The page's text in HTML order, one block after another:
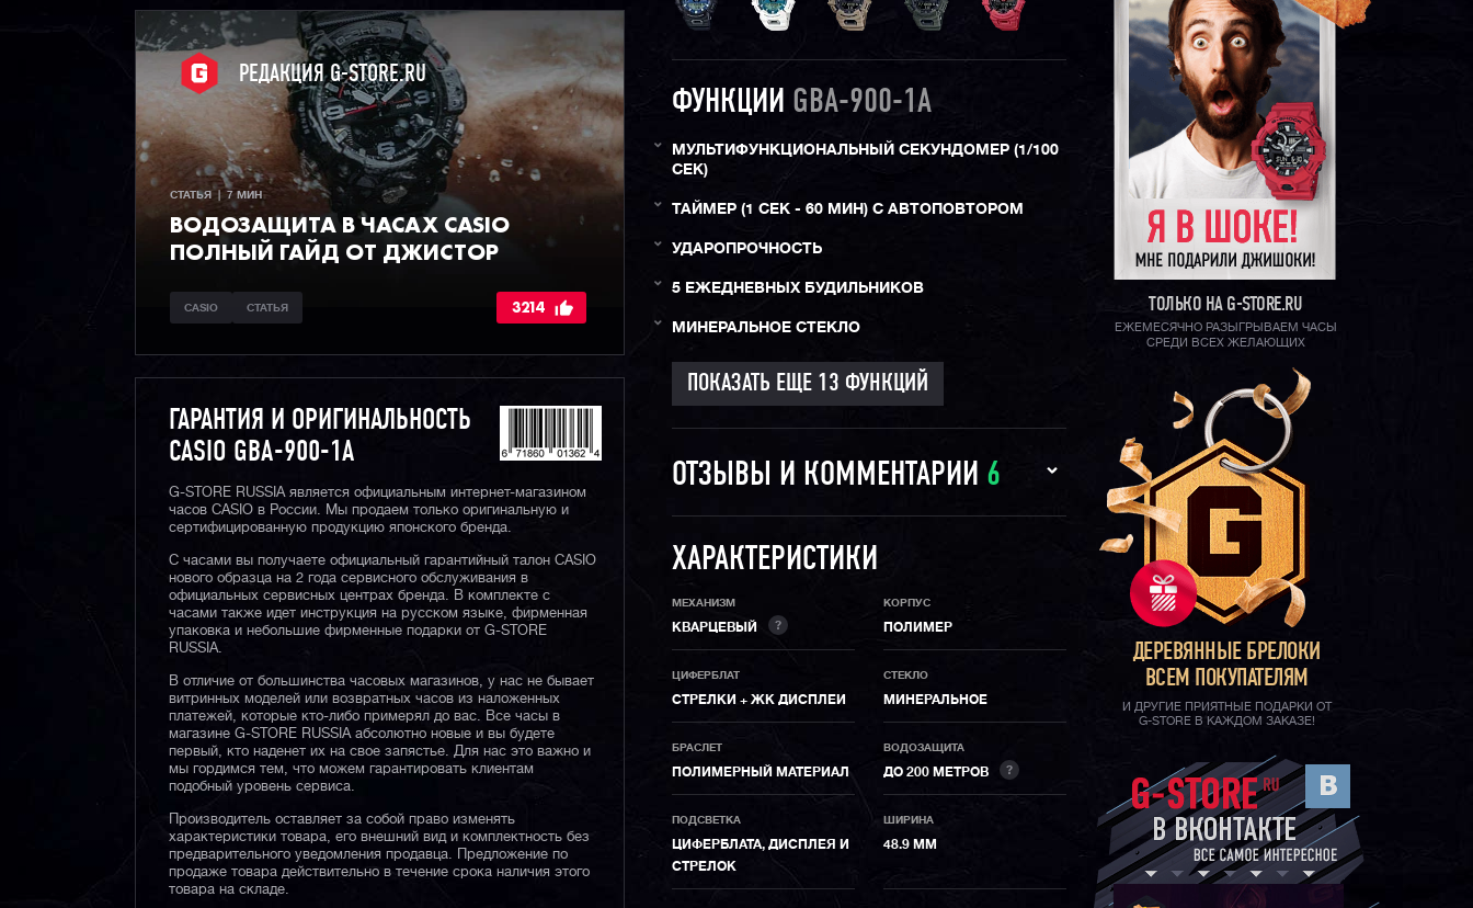
РЕДАКЦИЯ G-STORE.RU
СТАТЬЯ  |  7 МИН
ВОДОЗАЩИТА В ЧАСАХ CASIO
ПОЛНЫЙ ГАЙД ОТ ДЖИСТОР
CASIO СТАТЬЯ 3214
ГАРАНТИЯ И ОРИГИНАЛЬНОСТЬ
CASIO GBA-900-1A
G-STORE RUSSIA является официальным интернет-магазином
часов CASIO в России. Мы продаем только оригинальную и
сертифицированную продукцию японского бренда.
С часами вы получаете официальный гарантийный талон CASIO
нового образца на 2 года сервисного обслуживания в
официальных сервисных центрах бренда. В комплекте с
часами также идет инструкция на русском языке, фирменная
упаковка и небольшие фирменные подарки от G-STORE
RUSSIA.
В отличие от большинства часовых магазинов, у нас не бывает
витринных моделей или возвратных часов из наложенных
платежей, которые кто-либо примерял до вас. Все часы в
магазине G-STORE RUSSIA абсолютно новые и вы будете
первый, кто наденет их на свое запястье. Для нас это важно и
мы гордимся тем, что можем гарантировать клиентам
подобный уровень сервиса.
Производитель оставляет за собой право изменять
характеристики товара, его внешний вид и комплектность без
предварительного уведомления продавца. Предложение по
продаже товара действительно в течение срока наличия этого
товара на складе.
ФУНКЦИИ GBA-900-1A
МУЛЬТИФУНКЦИОНАЛЬНЫЙ СЕКУНДОМЕР (1/100
СЕК)
ТАЙМЕР (1 СЕК - 60 МИН) С АВТОПОВТОРОМ
УДАРОПРОЧНОСТЬ
5 ЕЖЕДНЕВНЫХ БУДИЛЬНИКОВ
МИНЕРАЛЬНОЕ СТЕКЛО
ОТЗЫВЫ И КОММЕНТАРИИ 6
ХАРАКТЕРИСТИКИ
МЕХАНИЗМ
КВАРЦЕВЫЙ ?
КОРПУС
ПОЛИМЕР
ЦИФЕРБЛАТ
СТРЕЛКИ + ЖК ДИСПЛЕИ
СТЕКЛО
МИНЕРАЛЬНОЕ
БРАСЛЕТ
ПОЛИМЕРНЫЙ МАТЕРИАЛ
ВОДОЗАЩИТА
ДО 200 МЕТРОВ ?
ПОДСВЕТКА
ЦИФЕРБЛАТА, ДИСПЛЕЯ И
СТРЕЛОК
ШИРИНА
48.9 ММ
ТОЛЬКО НА G-STORE.RU
ЕЖЕМЕСЯЧНО РАЗЫГРЫВАЕМ ЧАСЫ
СРЕДИ ВСЕХ ЖЕЛАЮЩИХ
ДЕРЕВЯННЫЕ БРЕЛОКИ
ВСЕМ ПОКУПАТЕЛЯМ
И ДРУГИЕ ПРИЯТНЫЕ ПОДАРКИ ОТ
G-STORE В КАЖДОМ ЗАКАЗЕ!